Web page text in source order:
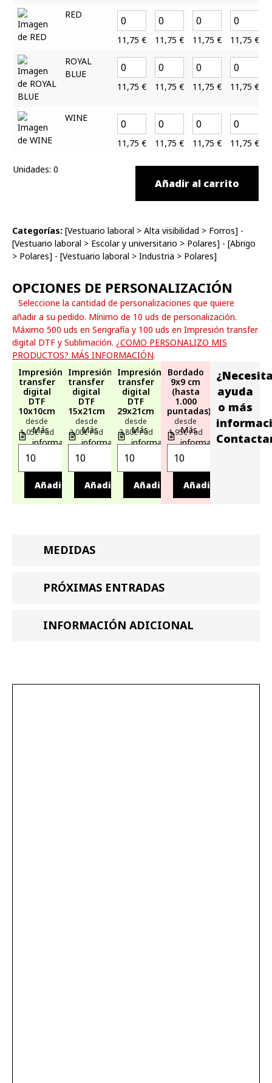
RED
11,75 € 11,75 € 11,75 € 11,75 €
ROYAL
BLUE
11,75 € 11,75 € 11,75 € 11,75 €
WINE
11,75 € 11,75 € 11,75 € 11,75 €
Unidades: 0
Añadir al carrito
Categorías: [Vestuario laboral > Alta visibilidad > Forros] -
[Vestuario laboral > Escolar y universitario > Polares] - [Abrigo
> Polares] - [Vestuario laboral > Industria > Polares]
OPCIONES DE PERSONALIZACIÓN
Seleccione la cantidad de personalizaciones que quiere
añadir a su pedido. Mínimo de 10 uds de personalización.
Máximo 500 uds en Serigrafía y 100 uds en Impresión transfer
digital DTF y Sublimación. ¿COMO PERSONALIZO MIS
PRODUCTOS? MÁS INFORMACIÓN.
Impresión
transfer
digital
DTF
10x10cm
desde
1,05€ / ud
Más
información
Añadir
Impresión
transfer
digital
DTF
15x21cm
desde
2,00€ / ud
Más
información
Añadir
Impresión
transfer
digital
DTF
29x21cm
desde
2,80€ / ud
Más
información
Añadir
Bordado
9x9 cm
(hasta
1.000
puntadas)
desde
1,95€ / ud
Más
información
Añadir
ayuda
o más
MEDIDAS
PRÓXIMAS ENTRADAS
INFORMACIÓN ADICIONAL